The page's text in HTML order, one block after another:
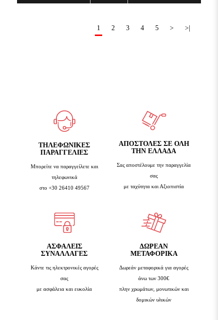
1 2 3 4 5 > >|
TΗΛΕΦΩΝΙΚΈΣ
ΠΑΡΑΓΓΕΛΊΕΣ
Μπορείτε να παραγγείλετε και
τηλεφωνικά
στο +30 26410 49567
ΑΠΟΣΤΟΛΕΣ ΣΕ ΟΛΗ
ΤΗΝ ΕΛΛΑΔΑ
Σας αποστέλουμε την παραγγελία
σας
με ταχύτητα και Αξιοπιστία
ΑΣΦΑΛΕΙΣ
ΣΥΝΑΛΛΑΓΕΣ
Κάντε τις ηλεκτρονικές αγορές
σας
με ασφάλεια και ευκολία
ΔΩΡΕΑΝ
ΜΕΤΑΦΟΡΙΚΑ
Δωρεάν μεταφορικά για αγορές
άνω των 300€
πλην χρωμάτων, μονωτικών και
δομικών υλικών